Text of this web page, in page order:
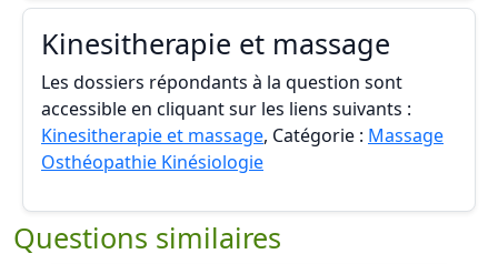
Kinesitherapie et massage
Les dossiers répondants à la question sont
accessible en cliquant sur les liens suivants :
Kinesitherapie et massage, Catégorie : Massage
Osthéopathie Kinésiologie
Questions similaires